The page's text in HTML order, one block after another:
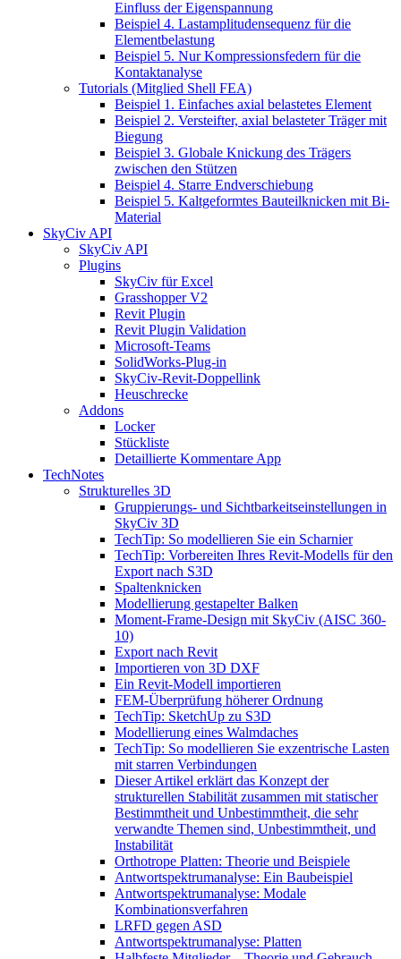
Einfluss der Eigenspannung
Beispiel 4. Lastamplitudensequenz für die
Elementbelastung
Beispiel 5. Nur Kompressionsfedern für die
Kontaktanalyse
Tutorials (Mitglied Shell FEA)
Beispiel 1. Einfaches axial belastetes Element
Beispiel 2. Versteifter, axial belasteter Träger mit
Biegung
Beispiel 3. Globale Knickung des Trägers
zwischen den Stützen
Beispiel 4. Starre Endverschiebung
Beispiel 5. Kaltgeformtes Bauteilknicken mit Bi-
Material
SkyCiv API
SkyCiv API
Plugins
SkyCiv für Excel
Grasshopper V2
Revit Plugin
Revit Plugin Validation
Microsoft-Teams
SolidWorks-Plug-in
SkyCiv-Revit-Doppellink
Heuschrecke
Addons
Locker
Stückliste
Detaillierte Kommentare App
TechNotes
Strukturelles 3D
Gruppierungs- und Sichtbarkeitseinstellungen in
SkyCiv 3D
TechTip: So modellieren Sie ein Scharnier
TechTip: Vorbereiten Ihres Revit-Modells für den
Export nach S3D
Spaltenknicken
Modellierung gestapelter Balken
Moment-Frame-Design mit SkyCiv (AISC 360-
10)
Export nach Revit
Importieren von 3D DXF
Ein Revit-Modell importieren
FEM-Überprüfung höherer Ordnung
TechTip: SketchUp zu S3D
Modellierung eines Walmdaches
TechTip: So modellieren Sie exzentrische Lasten
mit starren Verbindungen
Dieser Artikel erklärt das Konzept der
strukturellen Stabilität zusammen mit statischer
Bestimmtheit und Unbestimmtheit, die sehr
verwandte Themen sind, Unbestimmtheit, und
Instabilität
Orthotrope Platten: Theorie und Beispiele
Antwortspektrumanalyse: Ein Baubeispiel
Antwortspektrumanalyse: Modale
Kombinationsverfahren
LRFD gegen ASD
Antwortspektrumanalyse: Platten